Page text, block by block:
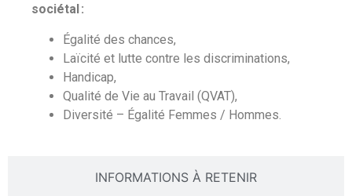
INFORMATIONS À RETENIR
sociétal :
Égalité des chances,
Laïcité et lutte contre les discriminations,
Handicap,
Qualité de Vie au Travail (QVAT),
Diversité – Égalité Femmes / Hommes.